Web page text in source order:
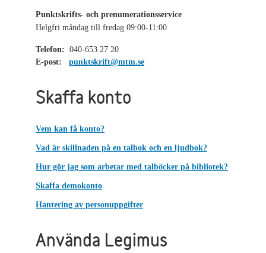
Punktskrifts- och prenumerationsservice
Helgfri måndag till fredag 09:00-11:00
Telefon: 040-653 27 20
E-post:
punktskrift@mtm.se
Skaffa konto
Vem kan få konto?
Vad är skillnaden på en talbok och en ljudbok?
Hur gör jag som arbetar med talböcker på bibliotek?
Skaffa demokonto
Hantering av personuppgifter
Använda Legimus